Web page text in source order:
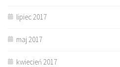
lipiec 2017
maj 2017
kwiecień 2017